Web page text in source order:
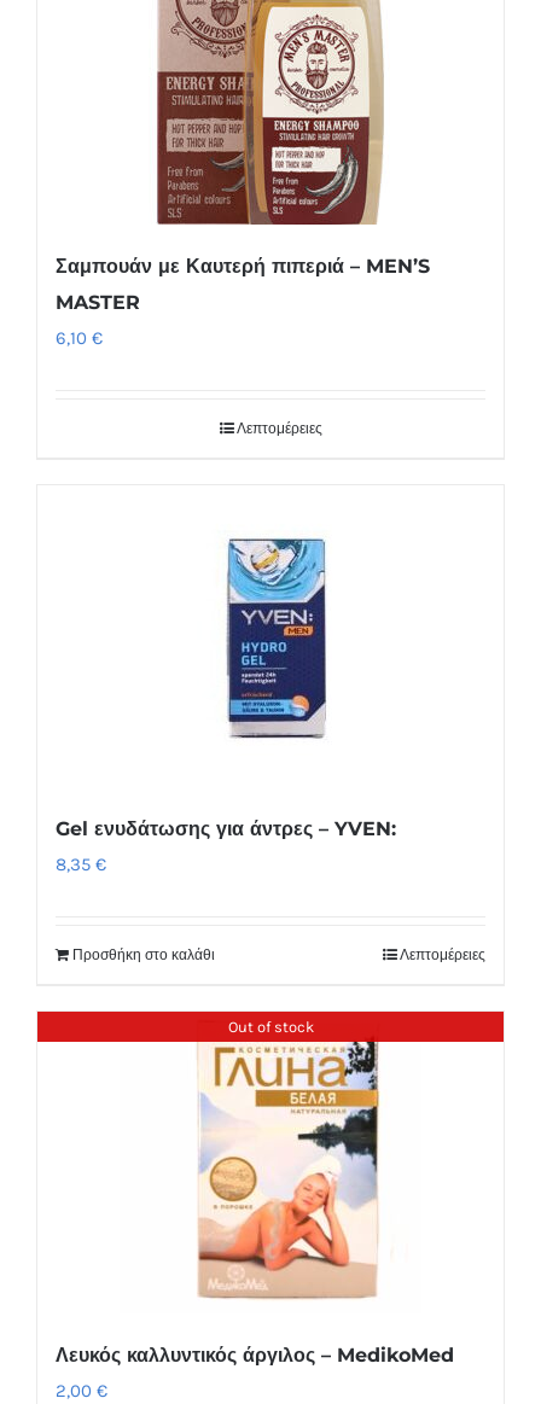
Σαμπουάν με Καυτερή πιπεριά – MEN’S
MASTER
6,10 €
Λεπτομέρειες
Gel ενυδάτωσης για άντρες – YVEN:
8,35 €
Προσθήκη στο καλάθι Λεπτομέρειες
Out of stock
Λευκός καλλυντικός άργιλος – MedikoMed
2,00 €